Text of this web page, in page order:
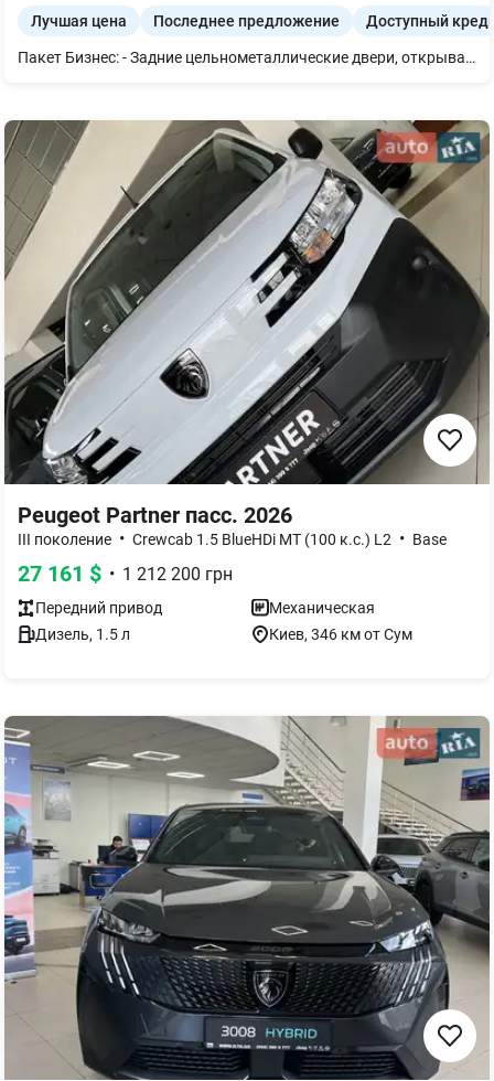
Лучшая цена Последнее предложение Доступный
Пакет Бизнес: - Задние цельнометаллические двери, открывающиеся на 270° - Протитуманные фары с функцией освещения поворотов во время маневрирования - Усиленная задняя подвеска (двухлистовые рессоры)
Peugeot Partner пасс. 2026
III поколение • Crewcab 1.5 BlueHDi MT (100 к.с.) L2 • Base
27 161 $ • 1 212 200 грн
Передний привод
Механическая
Дизель, 1.5л Киев, 346 км от Сум